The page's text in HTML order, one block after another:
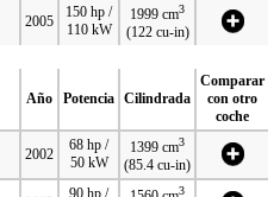
2005
150 hp /
110 kW
1999 cm3
(122 cu-in)
Año Potencia Cilindrada
Comparar
con otro
coche
2002
68 hp /
50 kW
1399 cm3
(85.4 cu-in)
90 hp /
3